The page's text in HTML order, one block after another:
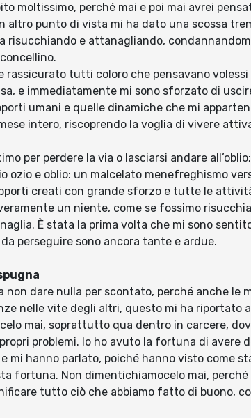
moltissimo, perché mai e poi mai avrei
altro punto di vista mi ha dato una scossa
risucchiando e attanagliando,
rassicurato tutti coloro che pensavano volessi
e immediatamente mi sono sforzato di
umani e quelle dinamiche che mi
intero, riscoprendo la voglia di vivere
per perdere la via o lasciarsi andare
ozio e oblio: un malcelato menefreghismo
creati con grande sforzo e tutte le
un niente, come se fossimo
È stata la prima volta che mi sono
perseguire sono ancora tante e ardue.
non dare nulla per scontato, perché anche le
nelle vite degli altri, questo mi ha riportato
mai, soprattutto qua dentro in carcere,
problemi. Io ho avuto la fortuna di avere
mi hanno parlato, poiché hanno visto come
fortuna. Non dimentichiamocelo mai,
tutto ciò che abbiamo fatto di buono,